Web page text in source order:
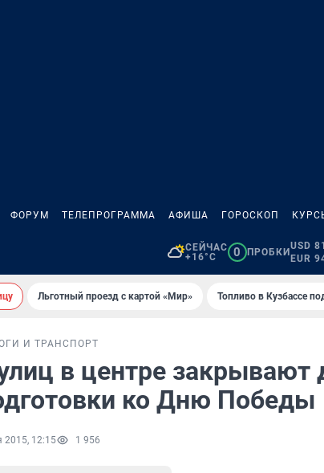
ФОРУМ ТЕЛЕПРОГРАММА АФИША ГОРОСКОП
СЕЙЧАС
+16°C
0 ПРОБКИ
USD
EUR
Льготный проезд с картой «Мир» Топливо в Кузбассе
И ТРАНСПОРТ
в центре закрывают
ко Дню Победы
2015, 12:15 1 956